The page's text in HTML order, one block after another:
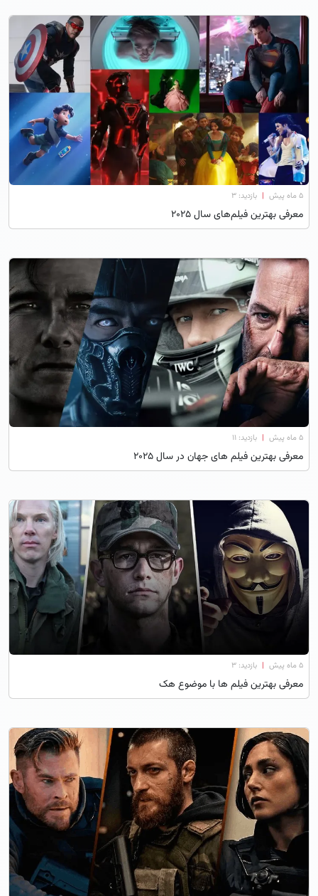
۵ ماه پیش | بازدید: 3
معرفی بهترین فیلم‌های سال ۲۰۲۵
۵ ماه پیش | بازدید: 11
معرفی بهترین فیلم های جهان در سال ۲۰۲۵
۵ ماه پیش | بازدید: 3
معرفی بهترین فیلم ها با موضوع هک